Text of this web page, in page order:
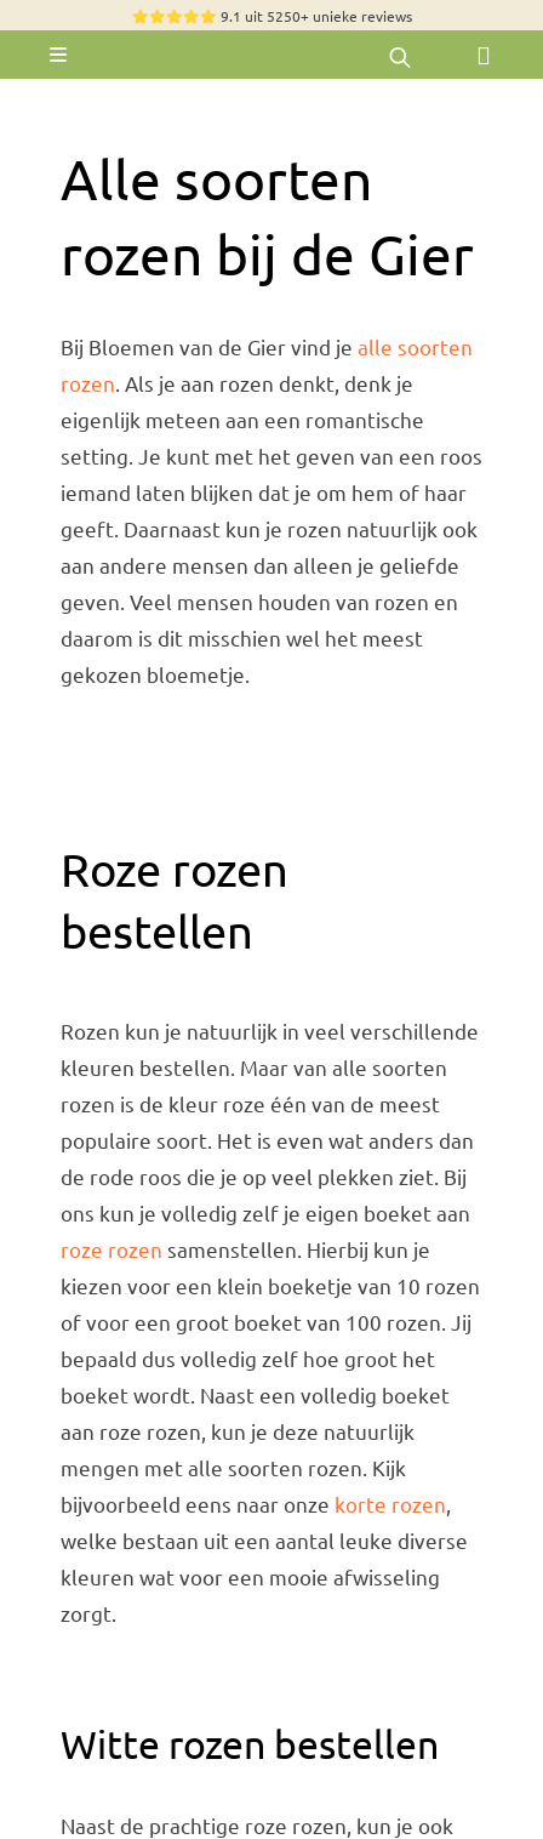
9.1 uit 5250+ unieke reviews
Toggle
Zomerbloemen
Exclusieve boeketten
Boeketten
Groen & Decoratief
Bloemen per soort
Bloemenpakketten
Olijfbomen
Krans maken
Gelegenheden
Alle soorten
rozen bij de Gier
Bij Bloemen van de Gier vind je alle soorten
rozen . Als je aan rozen denkt, denk je
eigenlijk meteen aan een romantische
setting. Je kunt met het geven van een roos
iemand laten blijken dat je om hem of haar
geeft. Daarnaast kun je rozen natuurlijk ook
aan andere mensen dan alleen je geliefde
geven. Veel mensen houden van rozen en
daarom is dit misschien wel het meest
gekozen bloemetje.
Roze rozen
bestellen
Rozen kun je natuurlijk in veel verschillende
kleuren bestellen. Maar van alle soorten
rozen is de kleur roze één van de meest
populaire soort. Het is even wat anders dan
de rode roos die je op veel plekken ziet. Bij
ons kun je volledig zelf je eigen boeket aan
roze rozen samenstellen. Hierbij kun je
kiezen voor een klein boeketje van 10 rozen
of voor een groot boeket van 100 rozen. Jij
bepaald dus volledig zelf hoe groot het
boeket wordt. Naast een volledig boeket
aan roze rozen, kun je deze natuurlijk
mengen met alle soorten rozen. Kijk
bijvoorbeeld eens naar onze korte rozen
welke bestaan uit een aantal leuke diverse
kleuren wat voor een mooie afwisseling
zorgt.
Witte rozen bestellen
Naast de prachtige roze rozen, kun je ook